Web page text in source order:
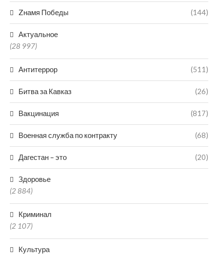
Zнамя Победы (144)
Актуальное
(28 997)
Антитеррор (511)
Битва за Кавказ (26)
Вакцинация (817)
Военная служба по контракту (68)
Дагестан – это (20)
Здоровье
(2 884)
Криминал
(2 107)
Культура